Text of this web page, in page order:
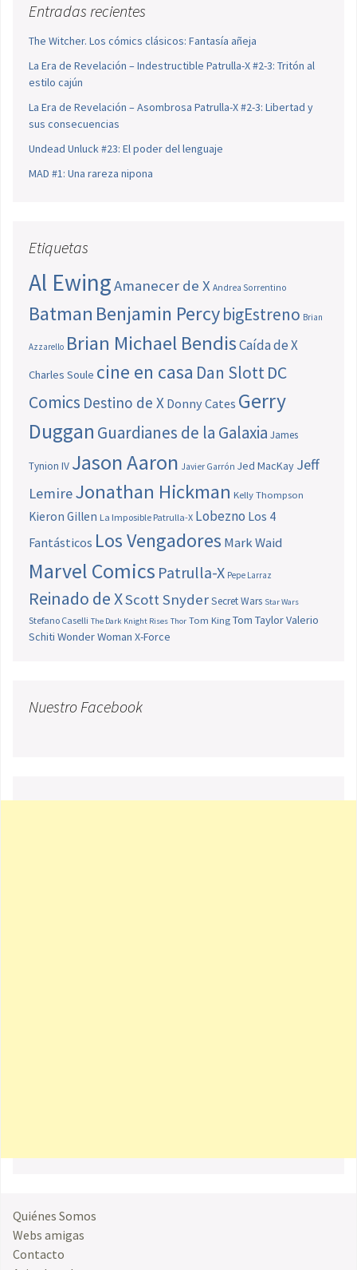
Entradas recientes
The Witcher. Los cómics clásicos: Fantasía añeja
La Era de Revelación – Indestructible Patrulla-X #2-3: Tritón al
estilo cajún
La Era de Revelación – Asombrosa Patrulla-X #2-3: Libertad y
sus consecuencias
Undead Unluck #23: El poder del lenguaje
MAD #1: Una rareza nipona
Etiquetas
Al EwingAmanecer de X Andrea Sorrentino
Batman Benjamin PercybigEstreno Brian
Azzarello Brian Michael BendisCaída de X
Charles Soule cine en casa Dan SlottDC
Comics Destino de X Donny Cates Gerry
Duggan Guardianes de la Galaxia James
Tynion IV Jason Aaron Javier Garrón Jed MacKay Jeff
LemireJonathan Hickman Kelly Thompson
Kieron Gillen La Imposible Patrulla-X Lobezno Los 4
Fantásticos Los Vengadores Mark Waid
Marvel Comics Patrulla-X Pepe Larraz
Reinado de XScott SnyderSecret Wars Star Wars
Stefano Caselli The Dark Knight Rises Thor Tom King Tom TaylorValerio
Schiti Wonder Woman X-Force
Nuestro Facebook
Quiénes Somos
Webs amigas
Contacto